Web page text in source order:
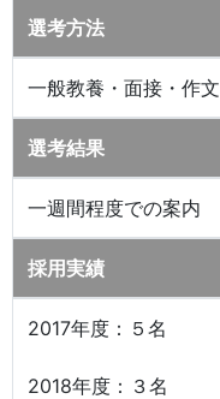
選考方法
一般教養・面接・作文
選考結果
一週間程度での案内
採用実績
2017年度：５名
2018年度：３名